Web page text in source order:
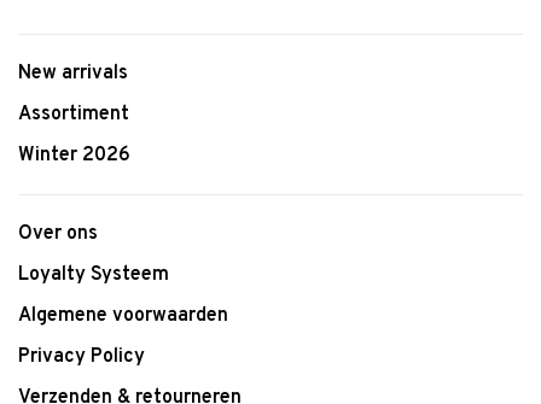
New arrivals
Assortiment
Winter 2026
Over ons
Loyalty Systeem
Algemene voorwaarden
Privacy Policy
Verzenden & retourneren